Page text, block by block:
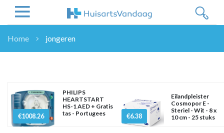
WETENSCHAP
ZORGVERZEKERAARS
Home jongeren
€1008.26
PHILIPS
HEARTSTART
HS-1 AED + Gratis
tas - Portugees
€6.38
Eilandpleister
Cosmopor E -
Steriel - Wit - 8 x
10 cm - 25 stuks